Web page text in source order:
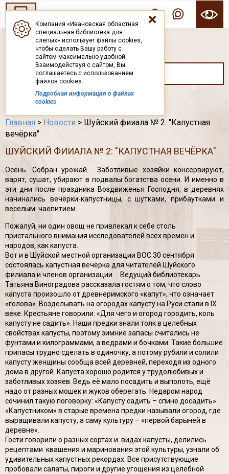
Компания «Ивановская областная
специальная библиотека для
слепых» использует файлы cookies,
чтобы сделать Вашу работу с
сайтом максимально удобной.
Взаимодействуя с сайтом, Вы
соглашаетесь с использованием
файлов cookies.
Подробная информация о файлах
cookies
ГОСУДАРСТВЕННОЕ БЮДЖЕТНОЕ УЧРЕЖДЕНИЕ ИВАНОВСКОЙ ОБЛАСТИ
ИВАНОВСКАЯ ОБЛАСТНАЯ СПЕЦИАЛЬНАЯ
БИБЛИОТЕКА ДЛЯ СЛЕПЫХ
Каталог
Главная > Новости > Шуйский фииала № 2: "Капустная
вечёрка"
ШУЙСКИЙ ФИИАЛА № 2: "КАПУСТНАЯ ВЕЧЁРКА"
Осень. Собран урожай. Заботливые хозяйки консервируют,
варят, сушат, убирают в подвалы богатства осени. И именно в
эти дни после праздника Воздвиженья Господня, в деревнях
начинались вечёрки-капустницы, с шутками, прибаутками и
веселым чаепитием.
Пожалуй, ни один овощ не привлекал к себе столь
пристального внимания исследователей всех времен и
народов, как капуста.
Вот и в Шуйской местной организации ВОС 30 сентября
состоялась капустная вечёрка для читателей Шуйского
филиала и членов организации. Ведущий библиотекарь
Татьяна Виноградова рассказала гостям о том, что слово
капуста произошло от древнеримского «капут», что означает
«голова». Возделывать на огородах капусту на Руси стали в IX
веке. Крестьяне говорили: «Для чего и огород городить, коль
капусту не садить». Наши предки знали толк в целебных
свойствах капусты, поэтому зимние запасы считались не
фунтами и килограммами, а ведрами и бочками. Такие большие
припасы трудно сделать в одиночку, а потому рубили и солили
капусту женщины сообща всей деревней, переходя из одного
дома в другой. Капуста хорошо родится у трудолюбивых и
заботливых хозяев. Ведь её мало посадить и выполоть, ещё
надо от разных мошек и жуков оберегать. Недаром народ
сочинил такую поговорку: «Капусту садить – спине досадить».
«Капустником» в старые времена предки называли огород, где
выращивали капусту, а саму культуру – «первой барыней в
деревне».
Гости говорили о разных сортах и видах капусты, делились
рецептами квашения и маринования этой культуры, узнали об
удивительных капустных рекордах. Все присутствующие
пробовали салаты, пироги и другие угощения из целебной